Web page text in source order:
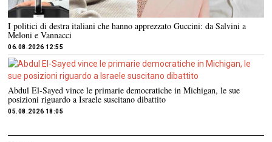
I politici di destra italiani che hanno apprezzato Guccini: da Salvini a
Meloni e Vannacci
06.08.2026 12:55
Abdul El-Sayed vince le primarie democratiche in Michigan, le sue
posizioni riguardo a Israele suscitano dibattito
05.08.2026 18:05